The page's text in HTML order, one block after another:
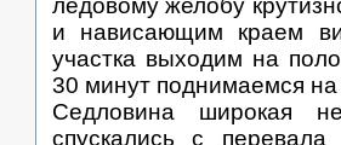
и нависающим краем
участка выходим на
30 минут поднимаемся
Седловина широкая
спускались с